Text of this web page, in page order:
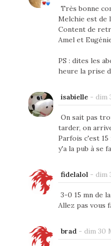
Très bonne
Melchie est de
Content de
Amel et
PS : dites les
heure la prise
isabielle- dim
On sait pas
tarder, on
Parfois c'est 15
y'a la pub à se
fidelalol - dim
3-0 15 mn de
Allez pas vous
brad - dim 30